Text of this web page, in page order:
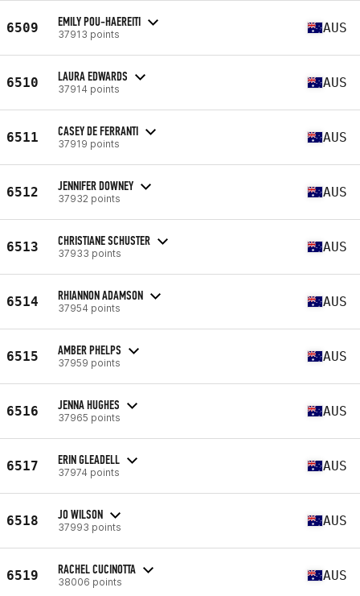
6509 EMILY POU-HAEREITI
37913 points AUS
6510 LAURA EDWARDS
37914 points AUS
6511 CASEY DE FERRANTI
37919 points AUS
6512 JENNIFER DOWNEY
37932 points AUS
6513 CHRISTIANE SCHUSTER
37933 points AUS
6514 RHIANNON ADAMSON
37954 points AUS
6515 AMBER PHELPS
37959 points AUS
6516 JENNA HUGHES
37965 points AUS
6517 ERIN GLEADELL
37974 points AUS
6518 JO WILSON
37993 points AUS
6519 RACHEL CUCINOTTA
38006 points AUS